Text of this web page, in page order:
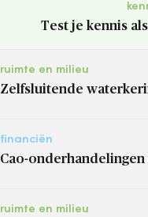
Test je kennis
ruimte en milieu
Zelfsluitende
financiën
Cao-
ruimte en milieu